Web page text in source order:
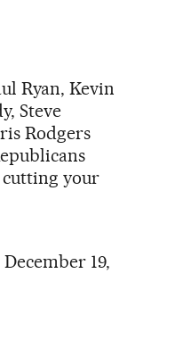
Ryan, Kevin
Steve
Rodgers
your
December 19,